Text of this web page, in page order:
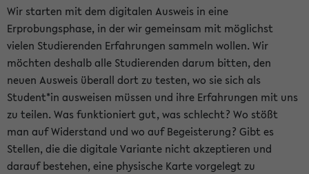
Wir starten mit dem digitalen Ausweis in eine
Erprobungsphase, in der wir gemeinsam mit möglichst
vielen Studierenden Erfahrungen sammeln wollen. Wir
möchten deshalb alle Studierenden darum bitten, den
neuen Ausweis überall dort zu testen, wo sie sich als
Student*in ausweisen müssen und ihre Erfahrungen mit uns
zu teilen. Was funktioniert gut, was schlecht? Wo stößt
man auf Widerstand und wo auf Begeisterung? Gibt es
Stellen, die die digitale Variante nicht akzeptieren und
darauf bestehen, eine physische Karte vorgelegt zu